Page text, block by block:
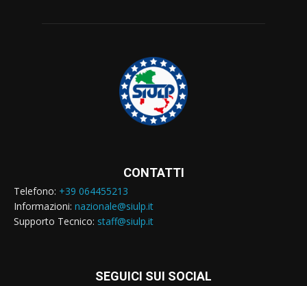
CONTATTI
Telefono: +39 064455213
Informazioni: nazionale@siulp.it
Supporto Tecnico: staff@siulp.it
SEGUICI SUI SOCIAL